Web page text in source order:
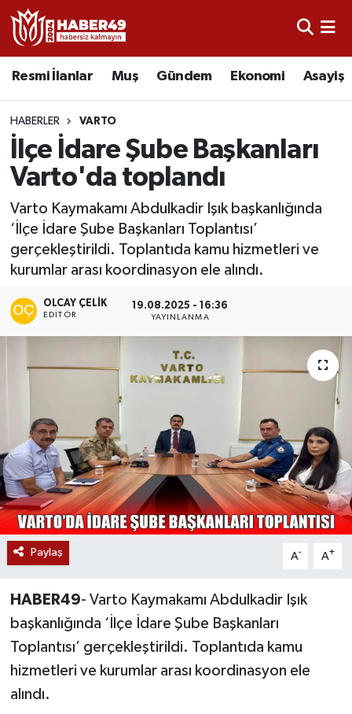
Resmi İlanlar Muş Gündem Ekonomi Asayiş
HABERLER VARTO
İlçe İdare Şube Başkanları
Varto'da toplandı
Varto Kaymakamı Abdulkadir Işık başkanlığında
‘İlçe İdare Şube Başkanları Toplantısı’
gerçekleştirildi. Toplantıda kamu hizmetleri ve
kurumlar arası koordinasyon ele alındı.
OLCAY ÇELIK
EDITÖR
19.08.2025 - 16:36
YAYINLANMA
Paylaş A- A+
HABER49- Varto Kaymakamı Abdulkadir Işık
başkanlığında ‘İlçe İdare Şube Başkanları
Toplantısı’ gerçekleştirildi. Toplantıda kamu
hizmetleri ve kurumlar arası koordinasyon ele
alındı.
Resmi İlanlar
Asayiş
Bölge
Eğitim
Ekonomi
Sağlık
Gündem
Spor
Teknoloji
Kültür Sanat
Muş
Hasköy
Bulanık
Malazgirt
Varto
Uşak Nöbetçi Eczaneler
Uşak Hava Durumu
Uşak Namaz Vakitleri
Uşak Trafik Yoğunluk Haritası
TFF 2.Lig Kırmızı Grup Puan Durumu ve Fikstür
Tüm Manşetler
Son Dakika Haberleri
Haber Arşivi